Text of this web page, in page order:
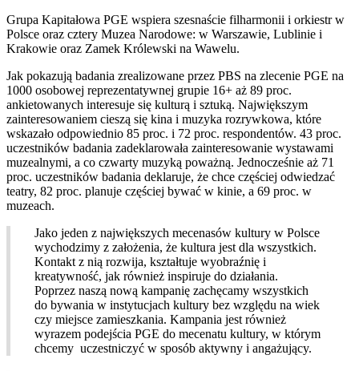
Grupa Kapitałowa PGE wspiera szesnaście filharmonii i orkiestr w
Polsce oraz cztery Muzea Narodowe: w Warszawie, Lublinie i
Krakowie oraz Zamek Królewski na Wawelu.
Jak pokazują badania zrealizowane przez PBS na zlecenie PGE na
1000 osobowej reprezentatywnej grupie 16+ aż 89 proc.
ankietowanych interesuje się kulturą i sztuką. Największym
zainteresowaniem cieszą się kina i muzyka rozrywkowa, które
wskazało odpowiednio 85 proc. i 72 proc. respondentów. 43 proc.
uczestników badania zadeklarowała zainteresowanie wystawami
muzealnymi, a co czwarty muzyką poważną. Jednocześnie aż 71
proc. uczestników badania deklaruje, że chce częściej odwiedzać
teatry, 82 proc. planuje częściej bywać w kinie, a 69 proc. w
muzeach.
Jako jeden z największych mecenasów kultury w Polsce
wychodzimy z założenia, że kultura jest dla wszystkich.
Kontakt z nią rozwija, kształtuje wyobraźnię i
kreatywność, jak również inspiruje do działania.
Poprzez naszą nową kampanię zachęcamy wszystkich
do bywania w instytucjach kultury bez względu na wiek
czy miejsce zamieszkania. Kampania jest również
wyrazem podejścia PGE do mecenatu kultury, w którym
chcemy uczestniczyć w sposób aktywny i angażujący.